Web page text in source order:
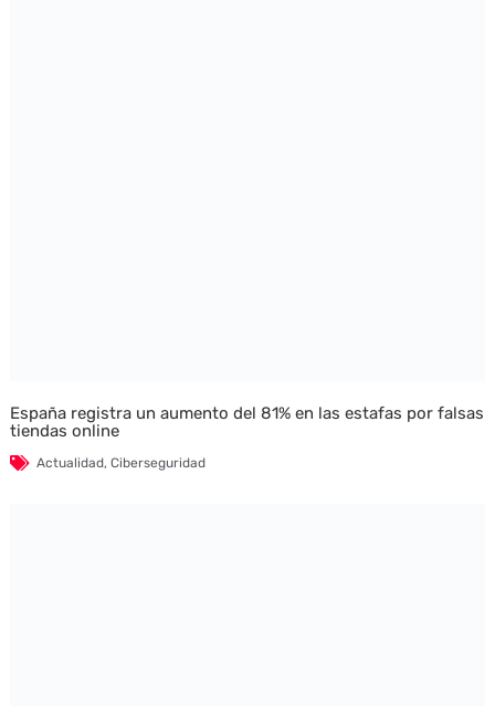
España registra un aumento del 81% en las estafas por falsas
tiendas online
Actualidad, Ciberseguridad